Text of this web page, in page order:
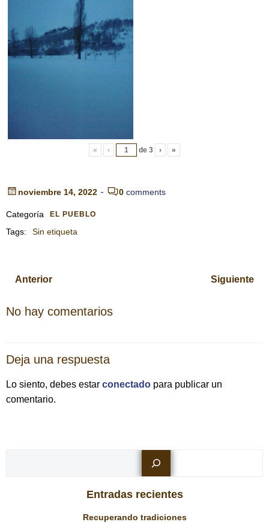
« ‹ de 3 › »
noviembre 14, 2022 - 0 comments
Categoría EL PUEBLO
Tags: Sin etiqueta
Navegación
por
entradas
Anterior
Navegación
Siguiente
No hay comentarios
Deja una respuesta
Lo siento, debes estar conectado para publicar un
comentario.
Entradas recientes
Recuperando tradiciones